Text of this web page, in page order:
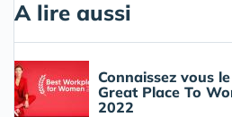
A lire aussi
Connaissez vous
Great Place To
2022